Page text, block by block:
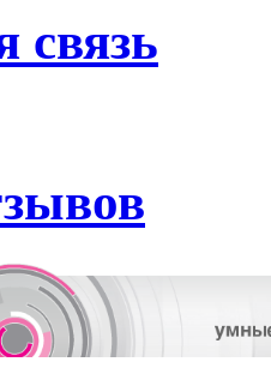
связь